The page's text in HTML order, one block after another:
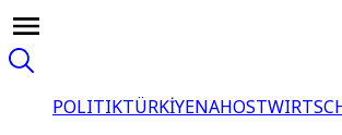
POLITIKTÜRKİYENAHOST